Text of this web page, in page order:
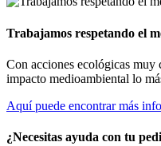
Trabajamos respetando el
Con acciones ecológicas muy
impacto medioambiental lo
Aquí puede encontrar más
¿Necesitas ayuda con tu